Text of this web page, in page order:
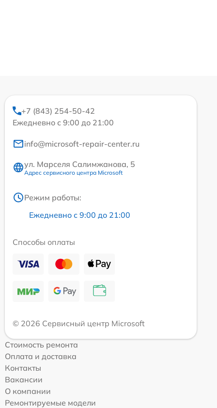
+7 (843) 254-50-42
Ежедневно с 9:00 до 21:00
info@microsoft-repair-center.ru
ул. Марселя Салимжанова, 5
Адрес сервисного центра Microsoft
Режим работы:
Ежедневно с 9:00 до 21:00
Способы оплаты
© 2026 Сервисный центр Microsoft
Стоимость ремонта
Оплата и доставка
Контакты
Вакансии
О компании
Ремонтируемые модели